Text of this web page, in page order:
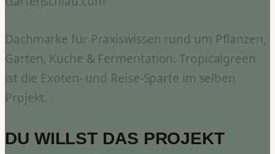
Dachmarke für Praxiswissen rund um Pflanzen,
Garten, Küche & Fermentation. Tropicalgreen
ist die Exoten- und Reise-Sparte im selben
Projekt.
DU WILLST DAS PROJEKT